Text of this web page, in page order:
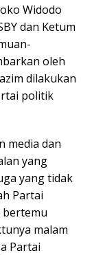
Widodo
dan Ketum
oleh
dilakukan
politik
media dan
yang
yang tidak
Partai
malam
Partai